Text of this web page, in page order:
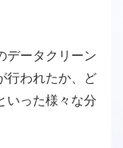
データクリーン
行われたか、ど
いった様々な分